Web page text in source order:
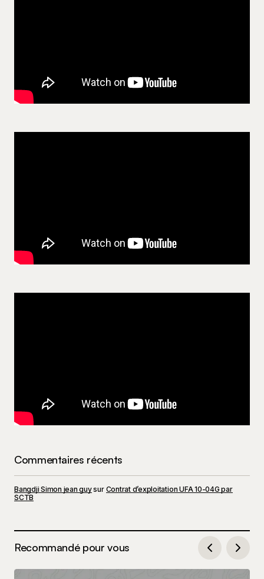
Commentaires récents
Bangdji Simon jean guysur Contrat d’exploitation UFA 10-04G par
SCTB
Recommandé pour vous